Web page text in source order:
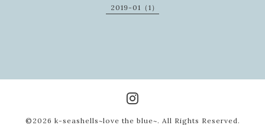
2019-01（1）
©2026 k-seashells~love the blue~. All Rights Reserved.